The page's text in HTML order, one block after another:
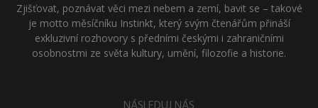
Zjišťovat, poznávat věci mezi nebem a zemí, bavit se – takové
je motto měsíčníku Instinkt, který svým čtenářům přináší
exkluzivní rozhovory s předními českými i zahraničními
osobnostmi ze světa kultury, umění, filozofie a historie.